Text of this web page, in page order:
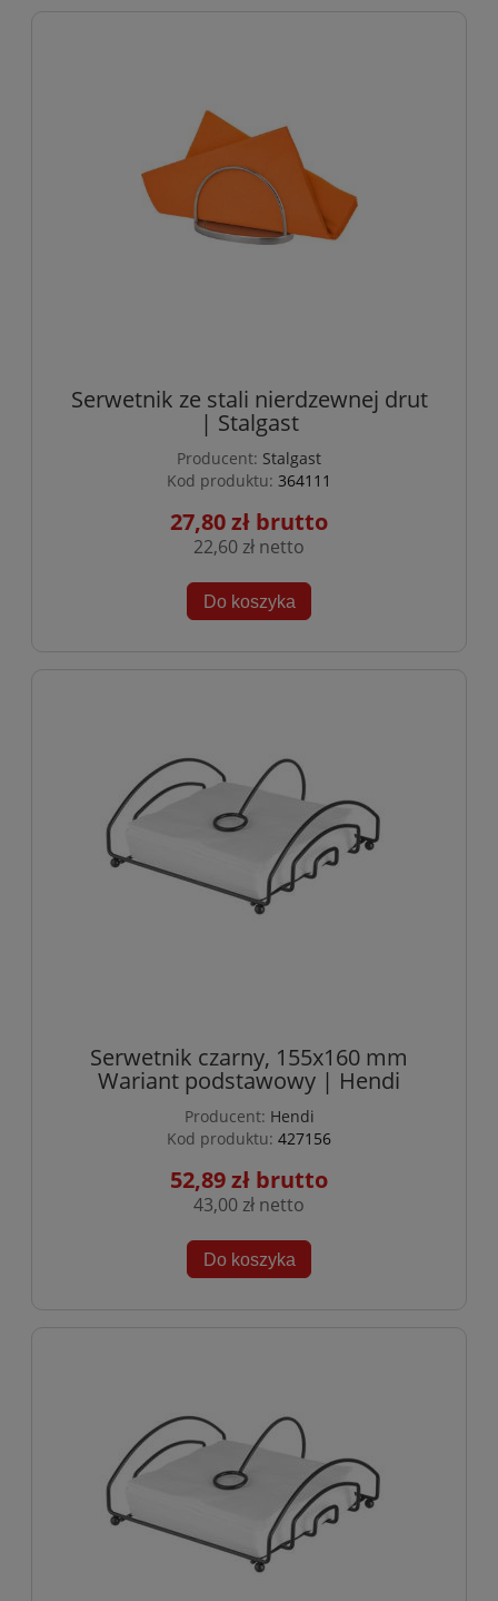
Serwetnik ze stali nierdzewnej drut
| Stalgast
Producent: Stalgast
Kod produktu: 364111
27,80 zł
22,60 zł
Do koszyka
Serwetnik czarny, 155x160 mm
Wariant podstawowy | Hendi
Producent: Hendi
Kod produktu: 427156
52,89 zł
43,00 zł
Do koszyka